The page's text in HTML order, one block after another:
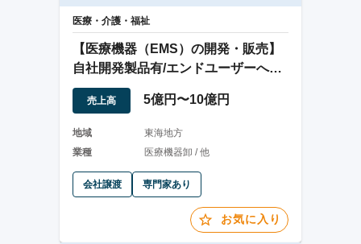
医療・介護・福祉
【医療機器（EMS）の開発・販売】
自社開発製品有/エンドユーザーへの
直販が約9割
売上高 5億円〜10億円
地域
東海地方
業種
医療機器卸 / 他
会社譲渡 専門家あり
お気に入り